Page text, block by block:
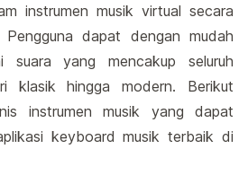
instrumen musik virtual secara
dapat dengan mudah
suara yang mencakup seluruh
klasik hingga modern. Berikut
instrumen musik yang dapat
keyboard musik terbaik di